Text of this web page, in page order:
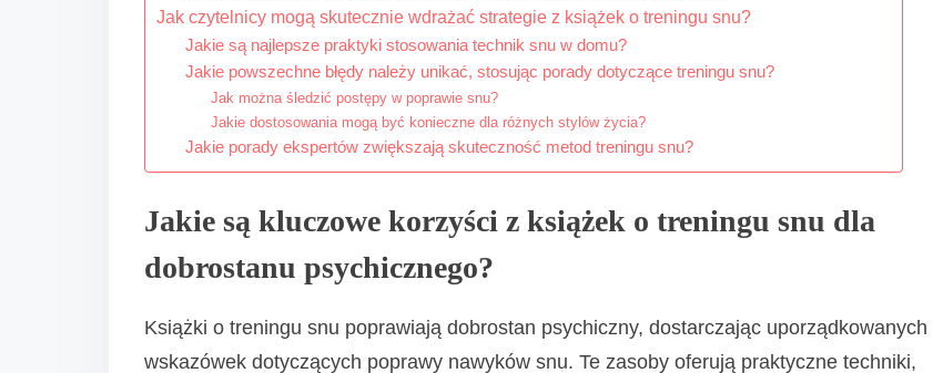
Jak czytelnicy mogą skutecznie wdrażać strategie z książek o treningu snu?
Jakie są najlepsze praktyki stosowania technik snu w domu?
Jakie powszechne błędy należy unikać, stosując porady dotyczące treningu snu?
Jak można śledzić postępy w poprawie snu?
Jakie dostosowania mogą być konieczne dla różnych stylów życia?
Jakie porady ekspertów zwiększają skuteczność metod treningu snu?
Jakie są kluczowe korzyści z książek o treningu snu dla
dobrostanu psychicznego?
Książki o treningu snu poprawiają dobrostan psychiczny, dostarczając uporządkowanych
wskazówek dotyczących poprawy nawyków snu. Te zasoby oferują praktyczne techniki,